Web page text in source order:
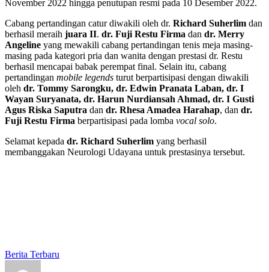
November 2022 hingga penutupan resmi pada 10 Desember 2022.
Cabang pertandingan catur diwakili oleh dr. Richard Suherlim dan
berhasil meraih juara II. dr. Fuji Restu Firma dan dr. Merry
Angeline yang mewakili cabang pertandingan tenis meja masing-
masing pada kategori pria dan wanita dengan prestasi dr. Restu
berhasil mencapai babak perempat final. Selain itu, cabang
pertandingan mobile legends turut berpartisipasi dengan diwakili
oleh dr. Tommy Sarongku, dr. Edwin Pranata Laban, dr. I
Wayan Suryanata, dr. Harun Nurdiansah Ahmad, dr. I Gusti
Agus Riska Saputra dan dr. Rhesa Amadea Harahap, dan dr.
Fuji Restu Firma berpartisipasi pada lomba vocal solo.
Selamat kepada dr. Richard Suherlim yang berhasil
membanggakan Neurologi Udayana untuk prestasinya tersebut.
Berita Terbaru